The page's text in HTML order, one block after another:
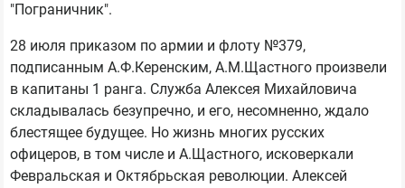
"Пограничник".
28 июля приказом по армии и флоту №379,
подписанным А.Ф.Керенским, А.М.Щастного произвели
в капитаны 1 ранга. Служба Алексея Михайловича
складывалась безупречно, и его, несомненно, ждало
блестящее будущее. Но жизнь многих русских
офицеров, в том числе и А.Щастного, исковеркали
Февральская и Октябрьская революции. Алексей